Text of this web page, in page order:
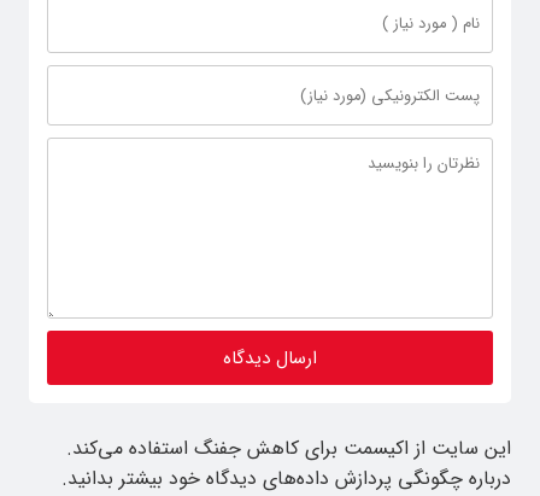
این سایت از اکیسمت برای کاهش جفنگ استفاده می‌کند.
درباره چگونگی پردازش داده‌های دیدگاه خود بیشتر بدانید.